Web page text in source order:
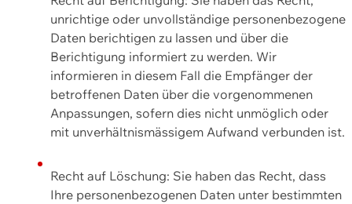
unrichtige oder unvollständige personenbezogene
Daten berichtigen zu lassen und über die
Berichtigung informiert zu werden. Wir
informieren in diesem Fall die Empfänger der
betroffenen Daten über die vorgenommenen
Anpassungen, sofern dies nicht unmöglich oder
mit unverhältnismässigem Aufwand verbunden ist.
Recht auf Löschung: Sie haben das Recht, dass
Ihre personenbezogenen Daten unter bestimmten